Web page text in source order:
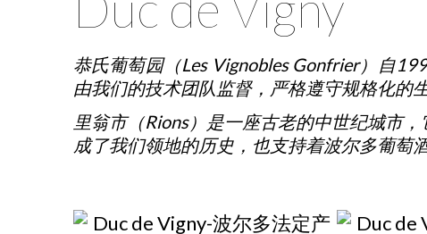
恭氏葡萄园（Les Vignobles Gonfrier）自
由我们的技术团队监督，严格遵守规格化的
里翁市（Rions）是一座古老的中世纪城市
成了我们领地的历史，也支持着波尔多葡萄